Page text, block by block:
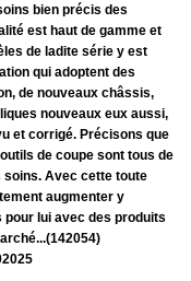
bien précis des
est haut de gamme et
de ladite série y est
qui adoptent des
de nouveaux châssis,
nouveaux eux aussi,
et corrigé. Précisons que
de coupe sont tous de
soins. Avec cette toute
augmenter y
lui avec des produits